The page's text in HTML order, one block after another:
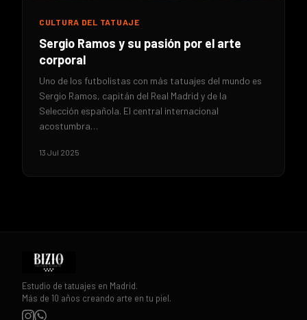
CULTURA DEL TATUAJE
Sergio Ramos y su pasión por el arte
corporal
Uno de los futbolistas con más tatuajes del mundo es
Sergio Ramos, capitán del Real Madrid y de la
Selección española. El central internacional
acostumbra…
13 Jul 2025
Estudio de tatuajes en Madrid.
Más de 10 años creando arte en tu piel.